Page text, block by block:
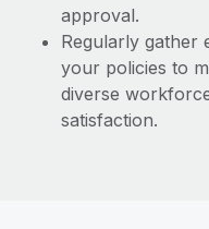
approval.
Regularly gather
your policies to
diverse
satisfaction.